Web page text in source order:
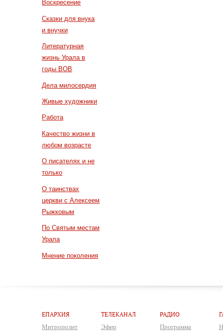
Воскресение
Сказки для внука
и внучки
Литературная
жизнь Урала в
годы ВОВ
Дела милосердия
Живые художники
Работа
Качество жизни в
любом возрасте
О писателях и не
только
О таинствах
церкви с Алексеем
Рыжковым
По Святым местам
Урала
Мнение поколения
ЕПАРХИЯ
Митрополит
ТЕЛЕКАНАЛ
Эфир
РАДИО
Программа